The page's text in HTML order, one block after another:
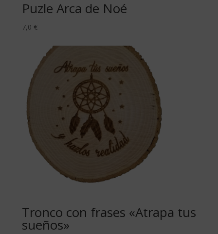
Puzle Arca de Noé
7,0 €
Tronco con frases «Atrapa tus
sueños»